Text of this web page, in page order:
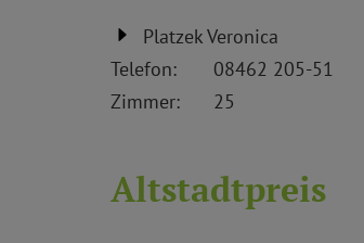
Platzek Veronica
Telefon:
08462 205-51
Zimmer:
25
Altstadtpreis